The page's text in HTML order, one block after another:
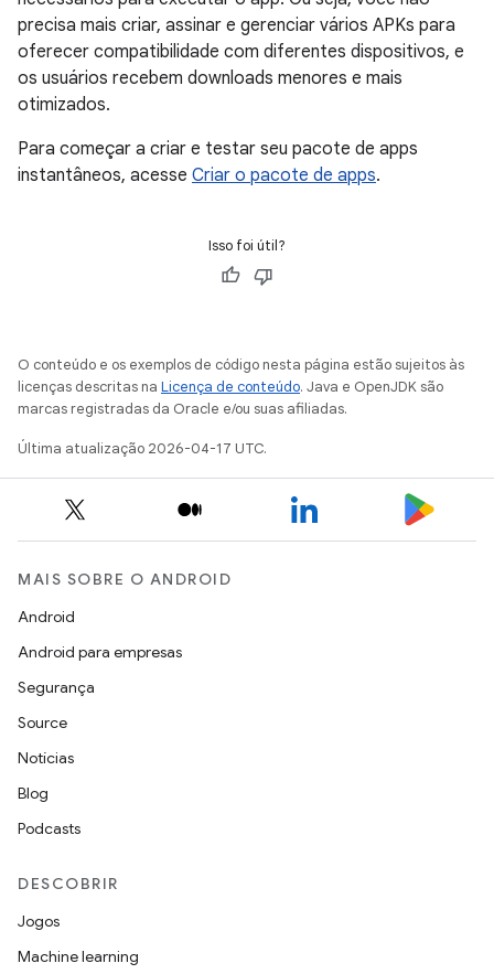
precisa mais criar, assinar e gerenciar vários APKs para
oferecer compatibilidade com diferentes dispositivos, e
os usuários recebem downloads menores e mais
otimizados.
Para começar a criar e testar seu pacote de apps
instantâneos, acesse Criar o pacote de apps.
Isso foi útil?
O conteúdo e os exemplos de código nesta página estão sujeitos às
licenças descritas na Licença de conteúdo. Java e OpenJDK são
marcas registradas da Oracle e/ou suas afiliadas.
Última atualização 2026-04-17 UTC.
MAIS SOBRE O ANDROID
Android
Android para empresas
Segurança
Source
Notícias
Blog
Podcasts
DESCOBRIR
Jogos
Machine learning